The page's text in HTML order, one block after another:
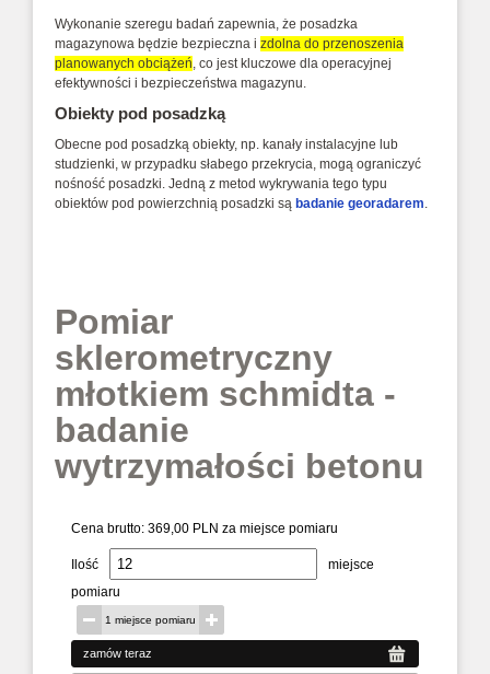
Wykonanie szeregu badań zapewnia, że posadzka
magazynowa będzie bezpieczna i zdolna do przenoszenia
planowanych obciążeń, co jest kluczowe dla operacyjnej
efektywności i bezpieczeństwa magazynu.
Obiekty pod posadzką
Obecne pod posadzką obiekty, np. kanały instalacyjne lub
studzienki, w przypadku słabego przekrycia, mogą ograniczyć
nośność posadzki. Jedną z metod wykrywania tego typu
obiektów pod powierzchnią posadzki są badanie georadarem.
Pomiar
sklerometryczny
młotkiem schmidta -
badanie
wytrzymałości betonu
Cena brutto: 369,00 PLN za miejsce pomiaru
Ilość
miejsce
pomiaru
1 miejsce pomiaru